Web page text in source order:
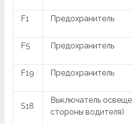
F1 Предохранитель
F5 Предохранитель
F19 Предохранитель
S18
Выключатель
стороны водителя)